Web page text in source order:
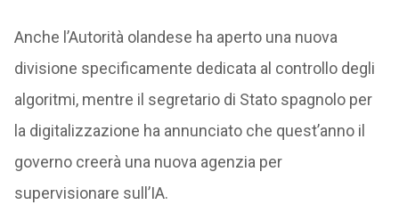
Anche l’Autorità olandese ha aperto una nuova
divisione specificamente dedicata al controllo degli
algoritmi, mentre il segretario di Stato spagnolo per
la digitalizzazione ha annunciato che quest’anno il
governo creerà una nuova agenzia per
supervisionare sull’IA.